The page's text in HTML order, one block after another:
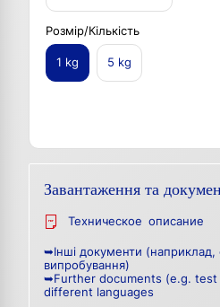
Розмір/Кількість
1 kg 5 kg
Завантаження та
Техническое описание
➥Інші документи (наприклад,
випробування)
➥Further documents (e.g.
different languages